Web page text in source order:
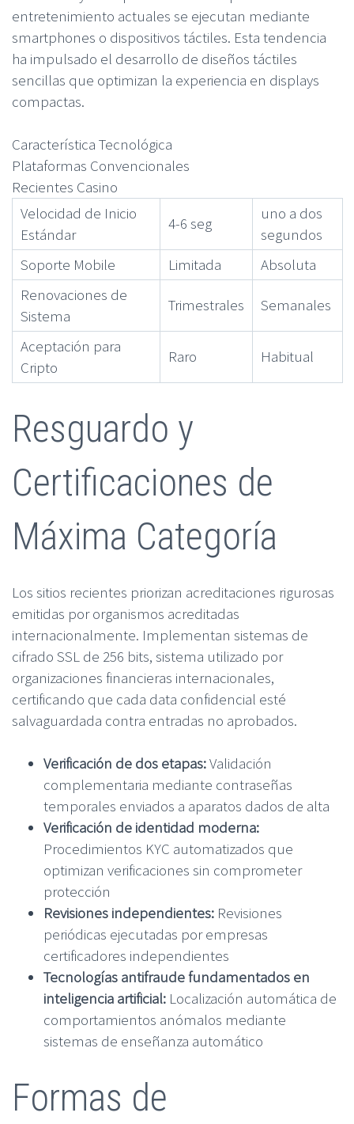
entretenimiento actuales se ejecutan mediante
smartphones o dispositivos táctiles. Esta tendencia
ha impulsado el desarrollo de diseños táctiles
sencillas que optimizan la experiencia en displays
compactas.
Característica Tecnológica
Plataformas Convencionales
Recientes Casino
Velocidad de Inicio
Estándar
4-6 seg
uno a dos
segundos
Soporte Mobile
Limitada
Absoluta
Renovaciones de
Sistema
Trimestrales Semanales
Aceptación para
Cripto
Raro Habitual
Resguardo y
Certificaciones de
Máxima Categoría
Los sitios recientes priorizan acreditaciones rigurosas
emitidas por organismos acreditadas
internacionalmente. Implementan sistemas de
cifrado SSL de 256 bits, sistema utilizado por
organizaciones financieras internacionales,
certificando que cada data confidencial esté
salvaguardada contra entradas no aprobados.
Verificación de dos etapas:Validación
complementaria mediante contraseñas
temporales enviados a aparatos dados de alta
Verificación de identidad moderna:
Procedimientos KYC automatizados que
optimizan verificaciones sin comprometer
protección
Revisiones independientes: Revisiones
periódicas ejecutadas por empresas
certificadores independientes
Tecnologías antifraude fundamentados en
inteligencia artificial: Localización automática de
comportamientos anómalos mediante
sistemas de enseñanza automático
Formas de